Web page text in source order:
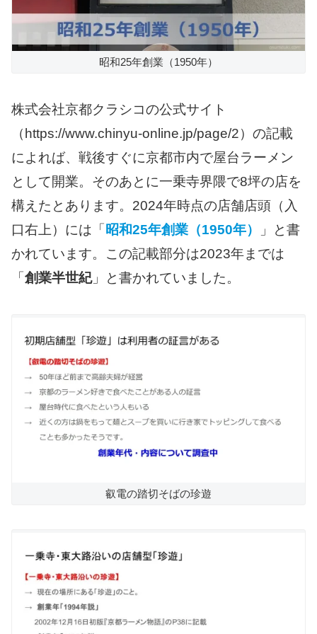
昭和25年創業（1950年）
株式会社京都クラシコの公式サイト
（https://www.chinyu-online.jp/page/2）の記載
によれば、戦後すぐに京都市内で屋台ラーメン
として開業。そのあとに一乗寺界隈で8坪の店を
構えたとあります。2024年時点の店舗店頭（入
口右上）には「昭和25年創業（1950年）
」と書
かれています。この記載部分は2023年までは
「創業半世紀」と書かれていました。
叡電の踏切そばの珍遊